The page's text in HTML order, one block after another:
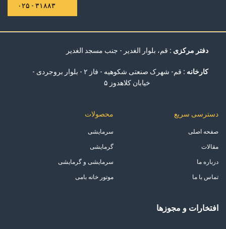
۳۱۸۸۳ - ۰۲۵
دفتر مرکزی : قم، بلوار الغدیر - جنب مسجد الغدیر
کارخانه :
قم- شهرک صنعتی شکوهیه - فاز ۲ - بلوار بروجردی -
خیابان کلاهدوز ۵
دسترسی سریع
صفحه اصلی
مقالات
درباره ما
تماس با ما
محصولات
سرمایشی
گرمایشی
سرمایشی و گرمایشی
موتور خانه بامی
افتخارات و مجوزها